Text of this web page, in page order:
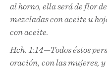
al horno, ella será de flor
mezcladas con aceite u
con aceite.
Hch. 1:14—Todos éstos
oración, con las mujeres,